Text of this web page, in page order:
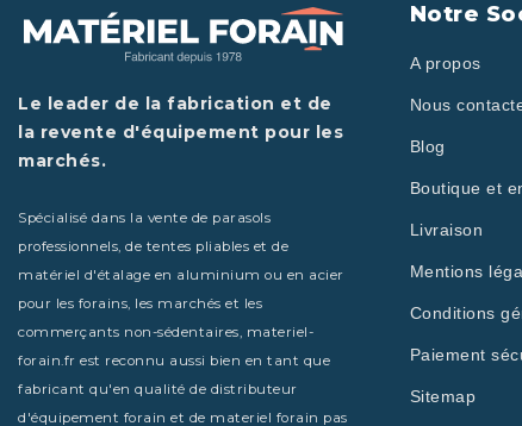
Le leader de la fabrication et de
la revente d'équipement pour les
marchés.
Spécialisé dans la vente de parasols
professionnels, de tentes pliables et de
matériel d'étalage en aluminium ou en acier
pour les forains, les marchés et les
commerçants non-sédentaires, materiel-
forain.fr est reconnu aussi bien en tant que
fabricant qu'en qualité de distributeur
d'équipement forain et de materiel forain pas
Notre
A propos
Nous
Blog
Boutique et
Livraison
Mentions
Conditions
Paiement
Sitemap